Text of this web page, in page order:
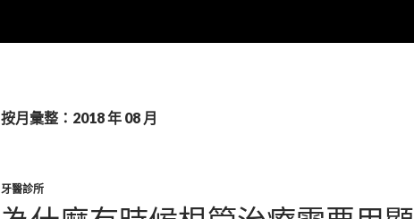
按月彙整：2018 年 08 月
牙醫診所